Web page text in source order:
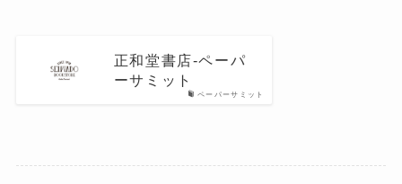
ペーパーサミット
正和堂書店-ペーパ
ーサミット